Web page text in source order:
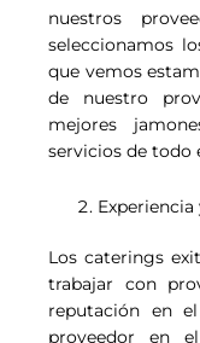
nuestros
seleccionamos
que vemos
de nuestro
mejores
servicios de todo
Los caterings
trabajar con
reputación en
proveedor en